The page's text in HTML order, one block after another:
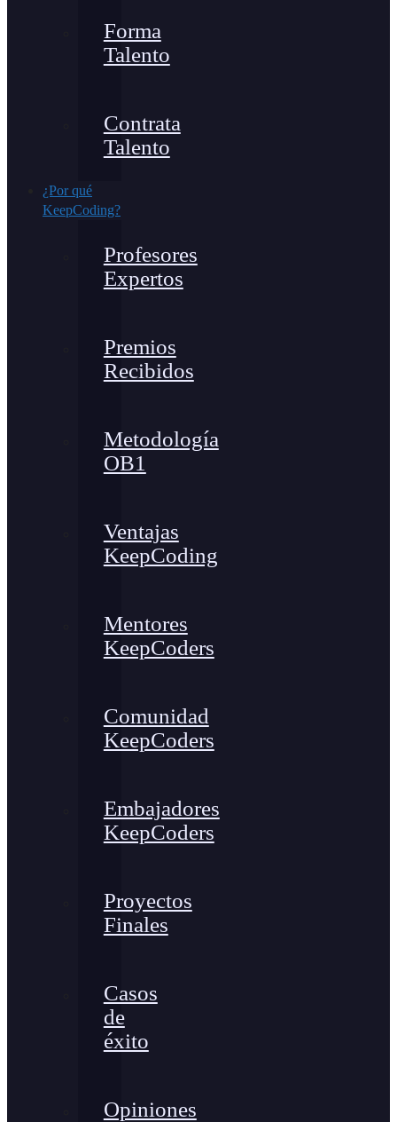
Forma
Talento
Contrata
Talento
¿Por qué
KeepCoding?
Profesores
Expertos
Premios
Recibidos
Metodología
OB1
Ventajas
KeepCoding
Mentores
KeepCoders
Comunidad
KeepCoders
Embajadores
KeepCoders
Proyectos
Finales
Casos
de
éxito
Opiniones